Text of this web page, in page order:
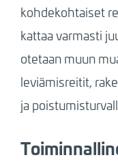
kohdekohtaiset
kattaa varmasti
otetaan muun
leviämisreitit,
ja